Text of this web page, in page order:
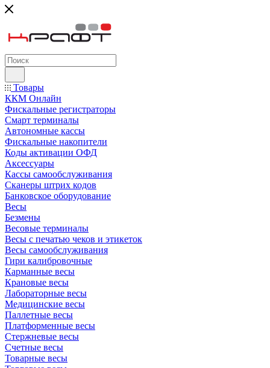
Товары
ККМ Онлайн
Фискальные регистраторы
Смарт терминалы
Автономные кассы
Фискальные накопители
Коды активации ОФД
Аксессуары
Кассы самообслуживания
Сканеры штрих кодов
Банковское оборудование
Весы
Безмены
Весовые терминалы
Весы с печатью чеков и этикеток
Весы самообслуживания
Гири калибровочные
Карманные весы
Крановые весы
Лабораторные весы
Медицинские весы
Паллетные весы
Платформенные весы
Стержневые весы
Счетные весы
Товарные весы